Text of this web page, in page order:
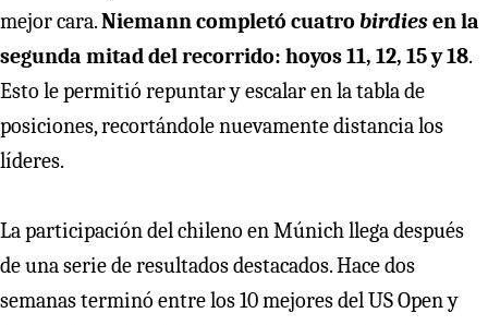
mejor cara.Niemann completó cuatro birdiesen la
segunda mitad del recorrido: hoyos 11, 12, 15 y 18.
Esto le permitió repuntar y escalar en la tabla de
posiciones, recortándole nuevamente distancia los
líderes.
La participación del chileno en Múnich llega después
de una serie de resultados destacados. Hace dos
semanas terminó entre los 10 mejores del US Open y